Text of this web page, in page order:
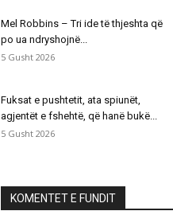
Mel Robbins – Tri ide të thjeshta që
po ua ndryshojnë...
5 Gusht 2026
Fuksat e pushtetit, ata spiunët,
agjentët e fshehtë, që hanë bukë...
5 Gusht 2026
KOMENTET E FUNDIT